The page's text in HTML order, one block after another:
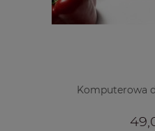
Komputerowa